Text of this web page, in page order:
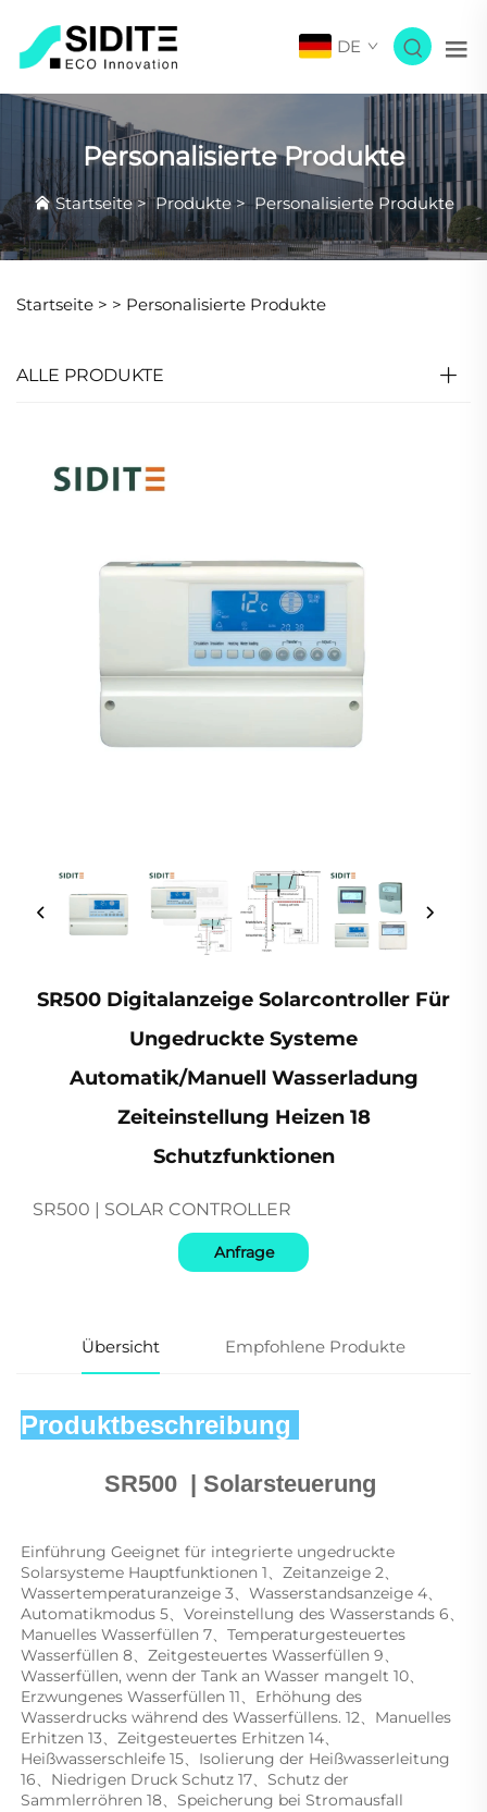
DE
Personalisierte Produkte
Startseite>Produkte>Personalisierte Produkte
Startseite > > Personalisierte Produkte
ALLE PRODUKTE
SR500 Digitalanzeige Solarcontroller Für
Ungedruckte Systeme
Automatik/Manuell Wasserladung
Zeiteinstellung Heizen 18
Schutzfunktionen
SR500 | SOLAR CONTROLLER
Anfrage
Übersicht Empfohlene Produkte
Produktbeschreibung
SR500 | Solarsteuerung
Einführung Geeignet für integrierte ungedruckte
Solarsysteme Hauptfunktionen 1、Zeitanzeige 2、
Wassertemperaturanzeige 3、Wasserstandsanzeige 4、
Automatikmodus 5、Voreinstellung des Wasserstands 6、
Manuelles Wasserfüllen 7、Temperaturgesteuertes
Wasserfüllen 8、Zeitgesteuertes Wasserfüllen 9、
Wasserfüllen, wenn der Tank an Wasser mangelt 10、
Erzwungenes Wasserfüllen 11、Erhöhung des
Wasserdrucks während des Wasserfüllens. 12、Manuelles
Erhitzen 13、Zeitgesteuertes Erhitzen 14、
Heißwasserschleife 15、Isolierung der Heißwasserleitung
16、Niedrigen Druck Schutz 17、Schutz der
Sammlerröhren 18、Speicherung bei Stromausfall